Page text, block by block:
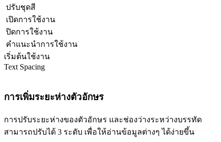
ปรับชุดสี
เปิดการใช้งาน
ปิดการใช้งาน
คำแนะนำการใช้งาน
เริ่มต้นใช้งาน
Text Spacing
การเพิ่มระยะห่างตัวอักษร
การปรับระยะห่างของตัวอักษร และช่องว่างระหว่างบรรทัด
สามารถปรับได้ 3 ระดับ เพื่อให้อ่านข้อมูลต่างๆ ได้ง่ายขึ้น